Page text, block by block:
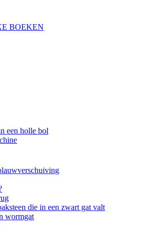
BOEKEN
een holle bol
die in een zwart gat valt
wormgat